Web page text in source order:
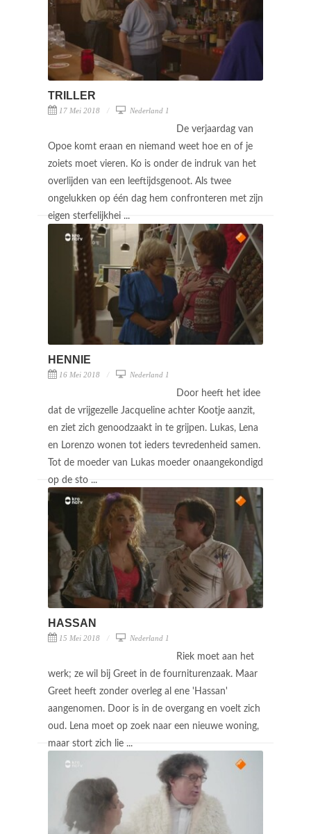
TRILLER
17 Mei 2018 Nederland 1
De verjaardag van
Opoe komt eraan en niemand weet hoe en of je
zoiets moet vieren. Ko is onder de indruk van het
overlijden van een leeftijdsgenoot. Als twee
ongelukken op één dag hem confronteren met zijn
eigen sterfelijkhei ...
HENNIE
16 Mei 2018 Nederland 1
Door heeft het idee
dat de vrijgezelle Jacqueline achter Kootje aanzit,
en ziet zich genoodzaakt in te grijpen. Lukas, Lena
en Lorenzo wonen tot ieders tevredenheid samen.
Tot de moeder van Lukas moeder onaangekondigd
op de sto ...
HASSAN
15 Mei 2018 Nederland 1
Riek moet aan het
werk; ze wil bij Greet in de fourniturenzaak. Maar
Greet heeft zonder overleg al ene 'Hassan'
aangenomen. Door is in de overgang en voelt zich
oud. Lena moet op zoek naar een nieuwe woning,
maar stort zich lie ...